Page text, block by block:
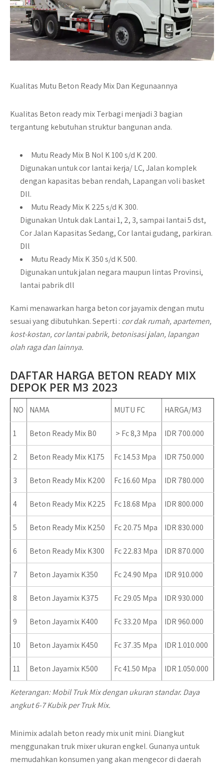
Kualitas Mutu Beton Ready Mix Dan Kegunaannya
Kualitas Beton ready mix Terbagi menjadi 3 bagian
tergantung kebutuhan struktur bangunan anda.
Mutu Ready Mix B Nol K 100 s/d K 200.
Digunakan untuk cor lantai kerja/ LC, Jalan komplek
dengan kapasitas beban rendah, Lapangan voli basket
Dll.
Mutu Ready Mix K 225 s/d K 300.
Digunakan Untuk dak Lantai 1, 2, 3, sampai lantai 5 dst,
Cor Jalan Kapasitas Sedang, Cor lantai gudang, parkiran.
Dll
Mutu Ready Mix K 350 s/d K 500.
Digunakan untuk jalan negara maupun lintas Provinsi,
lantai pabrik dll
Kami menawarkan harga beton cor jayamix dengan mutu
sesuai yang dibutuhkan. Seperti : cor dak rumah, apartemen,
kost-kostan, cor lantai pabrik, betonisasi jalan, lapangan
olah raga dan lainnya.
DAFTAR HARGA BETON READY MIX
DEPOK PER M3 2023
NO NAMA MUTU FC HARGA/M3
1 Beton Ready Mix B0 > Fc 8,3 Mpa IDR 700.000
2 Beton Ready Mix K175 Fc 14.53 Mpa IDR 750.000
3 Beton Ready Mix K200 Fc 16.60 Mpa IDR 780.000
4 Beton Ready Mix K225 Fc 18.68 Mpa IDR 800.000
5 Beton Ready Mix K250 Fc 20.75 Mpa IDR 830.000
6 Beton Ready Mix K300 Fc 22.83 Mpa IDR 870.000
7 Beton Jayamix K350 Fc 24.90 Mpa IDR 910.000
8 Beton Jayamix K375 Fc 29.05 Mpa IDR 930.000
9 Beton Jayamix K400 Fc 33.20 Mpa IDR 960.000
10 Beton Jayamix K450 Fc 37.35 Mpa IDR 1.010.000
11 Beton Jayamix K500 Fc 41.50 Mpa IDR 1.050.000
Keterangan: Mobil Truk Mix dengan ukuran standar. Daya
angkut 6-7 Kubik per Truk Mix.
Minimix adalah beton ready mix unit mini. Diangkut
menggunakan truk mixer ukuran engkel. Gunanya untuk
memudahkan konsumen yang akan mengecor di daerah